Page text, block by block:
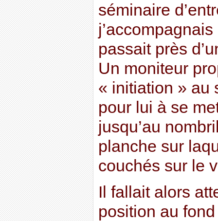
séminaire
passait près
Un moniteur
« initiation » au
pour lui à se
jusqu’au
planche sur
couchés sur le
Il fallait alors
position au